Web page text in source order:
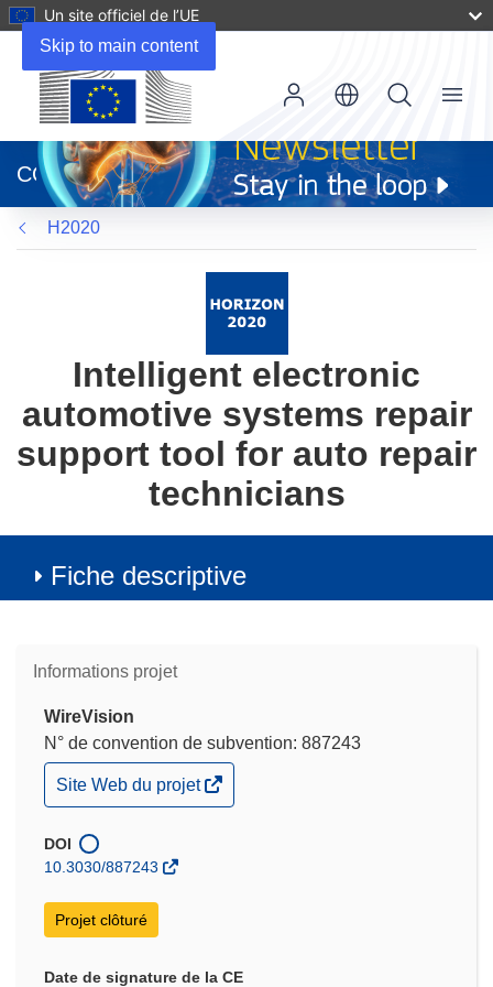
Skip to main content
Un site officiel de l’UE
dans
une
nouvelle
fenêtre)
CORDIS
Menu
H2020
Intelligent electronic
automotive systems repair
support tool for auto repair
technicians
Fiche descriptive
Informations projet
WireVision
N° de convention de subvention: 887243
(s’ouvre
dans
nouvelle
fenêtre)
Site Web du projet
DOI
10.3030/887243
Projet clôturé
Date de signature de la CE